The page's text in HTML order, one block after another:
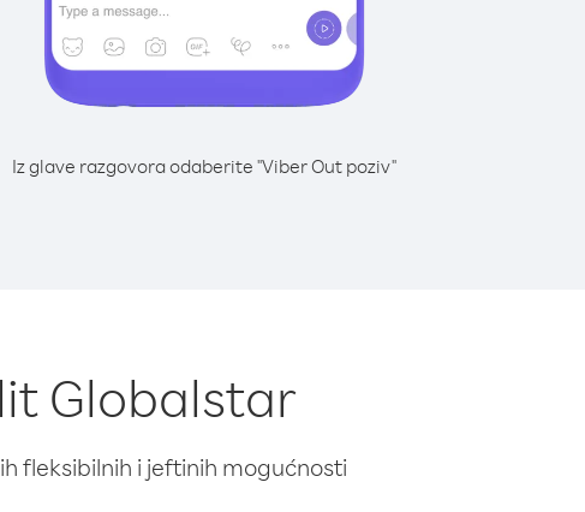
Iz glave razgovora odaberite "Viber Out poziv"
Globalstar
fleksibilnih i jeftinih mogućnosti